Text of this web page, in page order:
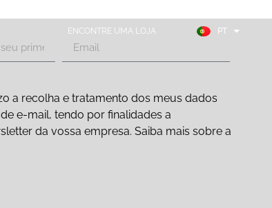
ENCONTRE UMA LOJA PT
ES
DE
a recolha e tratamento dos meus dados
e-mail, tendo por finalidades a
da vossa empresa. Saiba mais sobre a